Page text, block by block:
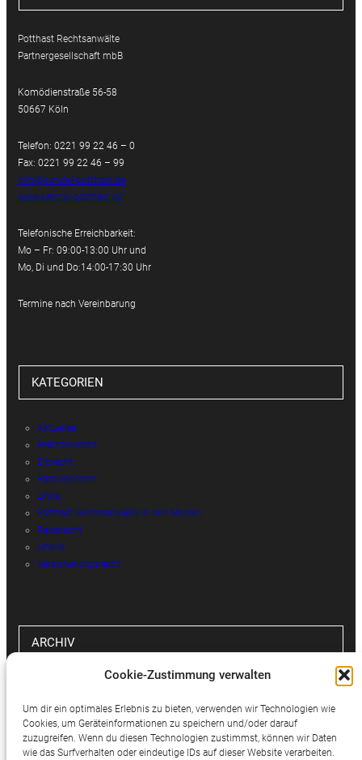
Cookie-Zustimmung verwalten
Um dir ein optimales Erlebnis zu bieten, verwenden wir Technologien wie
Cookies, um Geräteinformationen zu speichern und/oder darauf
zuzugreifen. Wenn du diesen Technologien zustimmst, können wir Daten
wie das Surfverhalten oder eindeutige IDs auf dieser Website verarbeiten.
Potthast Rechtsanwälte
Partnergesellschaft mbB
Komödienstraße 56-58
50667 Köln
Telefon: 0221 99 22 46 – 0
Fax: 0221 99 22 46 – 99
info@kanzlei-potthast.de
www.kanzlei-potthast.de
Telefonische Erreichbarkeit:
Mo – Fr: 09:00-13:00 Uhr und
Mo, Di und Do:14:00-17:30 Uhr
Termine nach Vereinbarung
KATEGORIEN
Aktuelles
Beamtenrecht
Erbrecht
Familienrecht
Links
Potthast Rechtsanwälte in den Medien
Reiserecht
Urteile
Versicherungsrecht
ARCHIV